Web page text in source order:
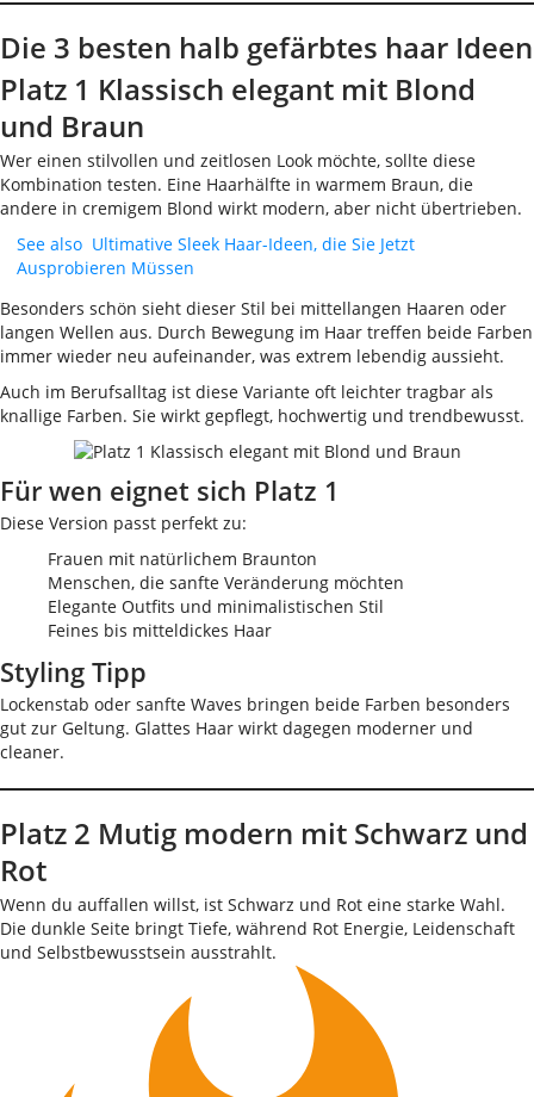
Die 3 besten halb gefärbtes haar Ideen
Platz 1 Klassisch elegant mit Blond
und Braun
Wer einen stilvollen und zeitlosen Look möchte, sollte diese
Kombination testen. Eine Haarhälfte in warmem Braun, die
andere in cremigem Blond wirkt modern, aber nicht übertrieben.
See also Ultimative Sleek Haar-Ideen, die Sie Jetzt
Ausprobieren Müssen
Besonders schön sieht dieser Stil bei mittellangen Haaren oder
langen Wellen aus. Durch Bewegung im Haar treffen beide Farben
immer wieder neu aufeinander, was extrem lebendig aussieht.
Auch im Berufsalltag ist diese Variante oft leichter tragbar als
knallige Farben. Sie wirkt gepflegt, hochwertig und trendbewusst.
Für wen eignet sich Platz 1
Diese Version passt perfekt zu:
Frauen mit natürlichem Braunton
Menschen, die sanfte Veränderung möchten
Elegante Outfits und minimalistischen Stil
Feines bis mitteldickes Haar
Styling Tipp
Lockenstab oder sanfte Waves bringen beide Farben besonders
gut zur Geltung. Glattes Haar wirkt dagegen moderner und
cleaner.
Platz 2 Mutig modern mit Schwarz und
Rot
Wenn du auffallen willst, ist Schwarz und Rot eine starke Wahl.
Die dunkle Seite bringt Tiefe, während Rot Energie, Leidenschaft
und Selbstbewusstsein ausstrahlt.